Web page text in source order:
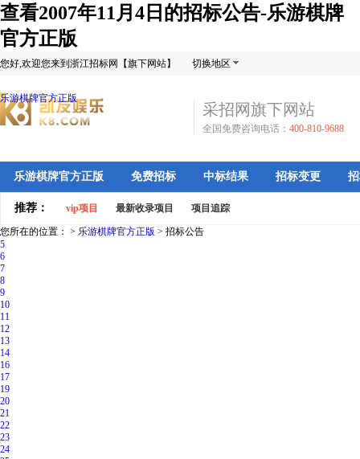
查看2007年11月4日的招标公告-乐游棋牌
官方正版
您好,欢迎您来到浙江招标网【旗下网站】 切换地区
乐游棋牌官方正版
采招网旗下网站
全国免费咨询电话： 400-810-9688
乐游棋牌官方正版 免费招标 中标结果 招标变更
推荐： vip项目 最新收录项目 项目追踪
您所在的位置： > 乐游棋牌官方正版 > 招标公告
5
6
7
8
9
10
11
12
13
14
16
17
19
20
21
22
23
24